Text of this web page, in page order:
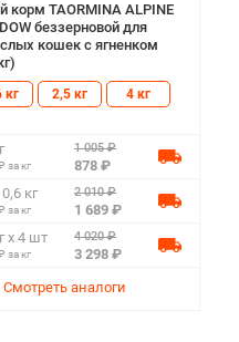
корм TAORMINA ALPINE
беззерновой для
кошек с ягненком
кг 2,5 кг 4 кг
за кг
1 005 ₽
878 ₽
кг
за кг
2 010 ₽
1 689 ₽
х 4 шт
за кг
4 020 ₽
3 298 ₽
Смотреть аналоги